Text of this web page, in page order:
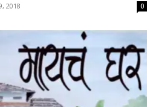
2018 0